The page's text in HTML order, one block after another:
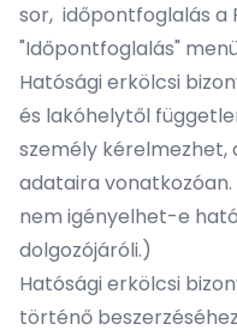
sor, időpontfoglalás a
"Időpontfoglalás"
Hatósági erkölcsi
és lakóhelytől
személy kérelmezhet,
adataira
nem igényelhet-e
dolgozójáróli.)
Hatósági erkölcsi
történő